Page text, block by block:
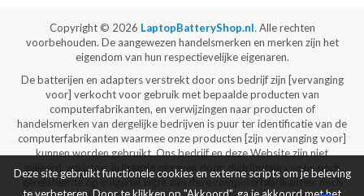
Copyright © 2026 LaptopBatteryShop.nl. Alle rechten
voorbehouden. De aangewezen handelsmerken en merken zijn het
eigendom van hun respectievelijke eigenaren.
De batterijen en adapters verstrekt door ons bedrijf zijn [vervanging
voor] verkocht voor gebruik met bepaalde producten van
computerfabrikanten, en verwijzingen naar producten of
handelsmerken van dergelijke bedrijven is puur ter identificatie van de
computerfabrikanten waarmee onze producten [zijn vervanging voor]
kunnen worden gebruikt. Ons bedrijf en deze Website zijn niet
gelieerd, waartoe, in licentie gegeven door, distributeurs voor, noch
gerelateerde op enigerlei wijze aan deze computerfabrikanten, noch
Deze site gebruikt functionele cookies en externe scripts om je beleving